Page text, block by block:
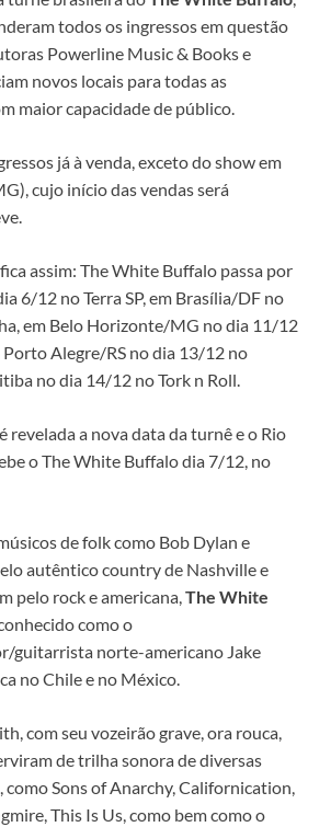
todos os ingressos em questão
Powerline Music & Books e
novos locais para todas as
maior capacidade de público.
já à venda, exceto do show em
cujo início das vendas será
assim: The White Buffalo passa por
6/12 no Terra SP, em Brasília/DF no
em Belo Horizonte/MG no dia 11/12
Porto Alegre/RS no dia 13/12 no
no dia 14/12 no Tork n Roll.
revelada a nova data da turnê e o Rio
o The White Buffalo dia 7/12, no
de folk como Bob Dylan e
autêntico country de Nashville e
pelo rock e americana,The White
como o
guitarrista norte-americano Jake
no Chile e no México.
com seu vozeirão grave, ora rouca,
de trilha sonora de diversas
como Sons of Anarchy, Californication,
This Is Us, como bem como o